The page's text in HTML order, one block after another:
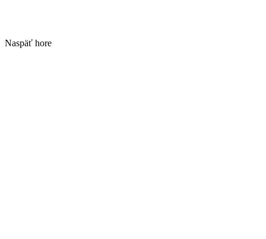
Naspäť hore